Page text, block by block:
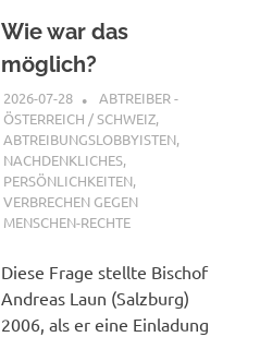
Wie war das
möglich?
2026-07-28 XX
ABTREIBER -
ÖSTERREICH / SCHWEIZ,
ABTREIBUNGSLOBBYISTEN,
NACHDENKLICHES,
PERSÖNLICHKEITEN,
VERBRECHEN GEGEN
MENSCHEN-RECHTE
Diese Frage stellte Bischof
Andreas Laun (Salzburg)
2006, als er eine Einladung